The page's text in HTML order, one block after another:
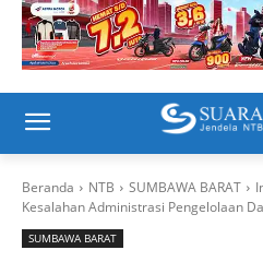
Beranda NTB SUMBAWA BARAT
Kesalahan Administrasi Pengelolaan
SUMBAWA BARAT